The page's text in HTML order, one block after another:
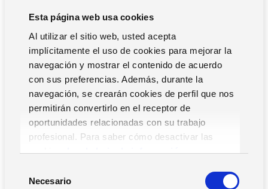
Esta página web usa cookies
Al utilizar el sitio web, usted acepta
implícitamente el uso de cookies para mejorar la
navegación y mostrar el contenido de acuerdo
con sus preferencias. Además, durante la
navegación, se crearán cookies de perfil que nos
permitirán convertirlo en el receptor de
oportunidades relacionadas con su trabajo
profesional. Para saber cómo desactivar las
cookies,Lea la hoja de información.
Necesario
Como ves, el software de gestión de Recursos Humanos
es una herramienta que
va mucho más allá del sistema
No sólo te permite automatizar numerosas
tareas manuales, sino que actúa como un instrumento
para la digitalización de tu plantilla, la mejora de la
productividad y el desarrollo estratégico del capital
humano de la empresa.
Ventajas del software de RRHH